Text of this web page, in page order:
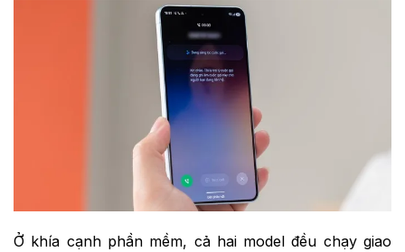
Ở khía cạnh phần mềm, cả hai model đều chạy giao